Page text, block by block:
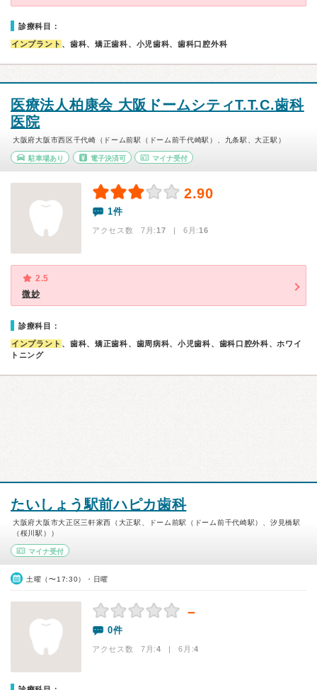
診療科目：
インプラント 、歯科、矯正歯科、小児歯科、歯科口腔外科
医療法人柏康会 大阪ドームシティT.T.C.歯科
医院
大阪府大阪市西区千代崎（ドーム前駅（ドーム前千代崎駅）、九条駅、大正駅）
駐車場あり 電子決済可 マイナ受付
2.90
1件
アクセス数 7月:17 | 6月:16
2.5
微妙
診療科目：
インプラント 、歯科、矯正歯科、歯周病科、小児歯科、歯科口腔外科、ホワイ
トニング
たいしょう駅前ハピカ歯科
大阪府大阪市大正区三軒家西（大正駅、ドーム前駅（ドーム前千代崎駅）、汐見橋駅
（桜川駅））
マイナ受付
土曜（〜17:30）・日曜
－
0件
アクセス数 7月:4 | 6月:4